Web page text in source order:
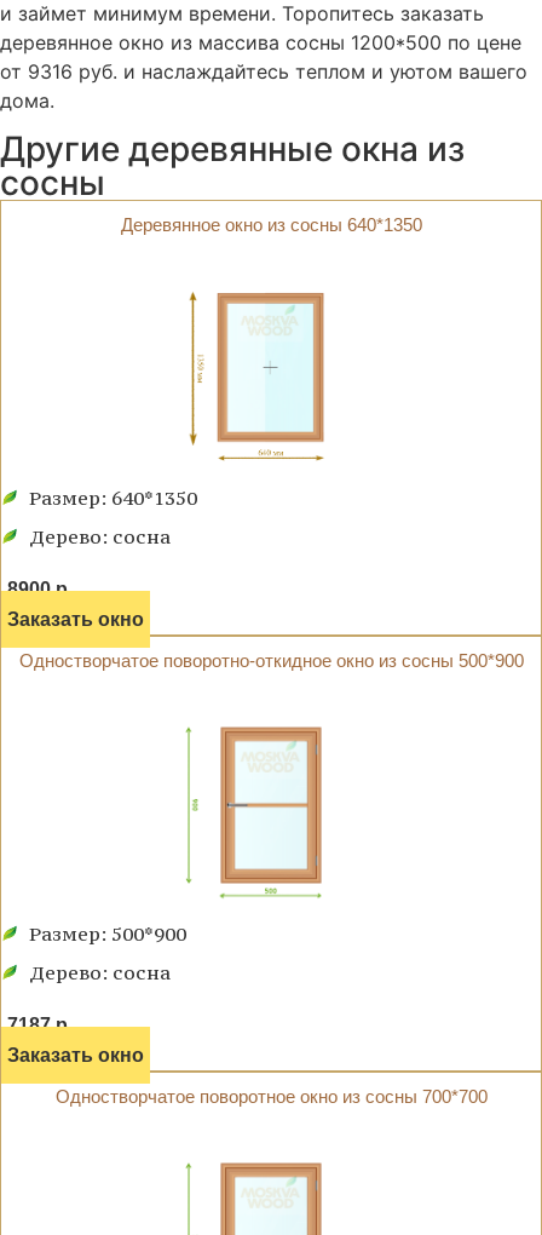
и займет минимум времени. Торопитесь заказать
деревянное окно из массива сосны 1200*500 по цене
от 9316 руб. и наслаждайтесь теплом и уютом вашего
дома.
Другие деревянные окна из
сосны
Деревянное окно из сосны 640*1350
Размер: 640*1350
Дерево: сосна
8900 р.
Заказать окно
Одностворчатое поворотно-откидное окно из сосны 500*900
Размер: 500*900
Дерево: сосна
7187 р.
Заказать окно
Одностворчатое поворотное окно из сосны 700*700